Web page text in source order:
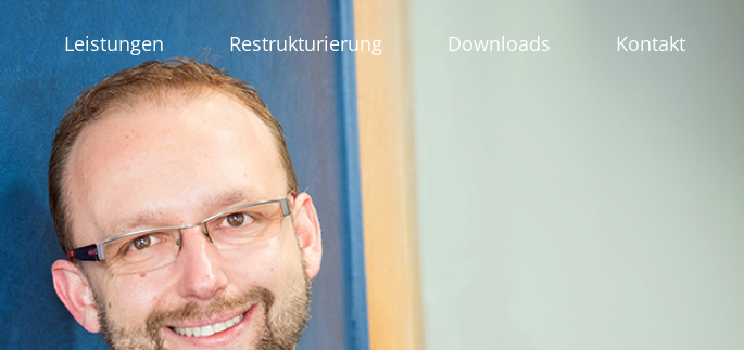
Leistungen Restrukturierung Downloads Kontakt